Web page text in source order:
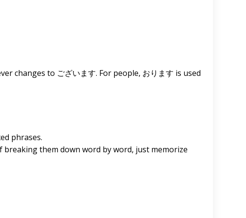
changes to ございます. For people, おります is used
phrases.
them down word by word, just memorize